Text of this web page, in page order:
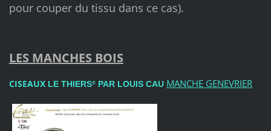
pour couper du tissu dans ce cas).
LES MANCHES BOIS
CISEAUX LE THIERS®PAR LOUIS CAU MANCHE GENEVRIER